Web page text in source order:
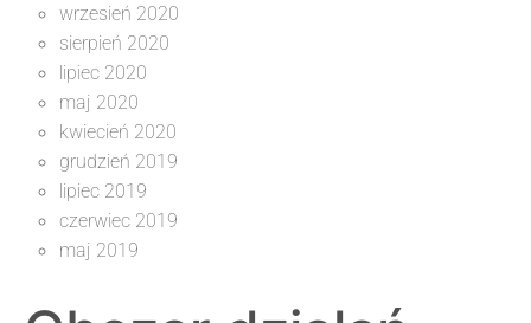
wrzesień 2020
sierpień 2020
lipiec 2020
maj 2020
kwiecień 2020
grudzień 2019
lipiec 2019
czerwiec 2019
maj 2019